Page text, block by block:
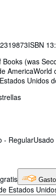
ISBN
Books (was
AmericaWorld
Unidos
- Regular
Estados